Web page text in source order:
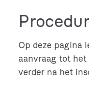
Op deze pagina
aanvraag tot
verder na het